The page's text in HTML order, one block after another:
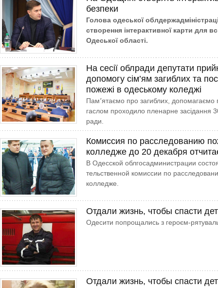
безпеки
Голова одеської
створення інтерактивної карти для
Одеської області.
На сесії облради депутати
допомогу сім’ям загиблих та
пожежі в одеському коледжі
Пам՚ятаємо про загиблих,
гаслом проходило пленарне засідання
ради.
Комиссия по расследованию
колледже до 20 декабря
В Одесской облгосадми­нист­рации
тельственной комиссии по
колледже.
Отдали жизнь, чтобы спасти
Одесити попрощались з героєм-
Отдали жизнь, чтобы спасти